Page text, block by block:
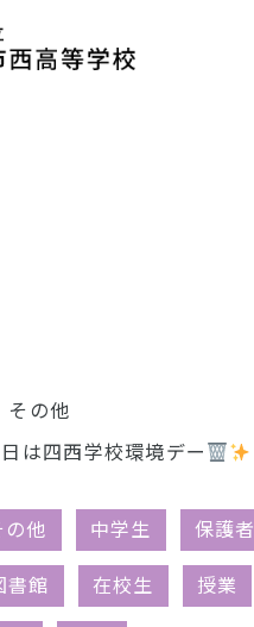
まへ
ンク）
その他
は四西学校環境デー
の他 中学生 保護者
書館 在校生 授業